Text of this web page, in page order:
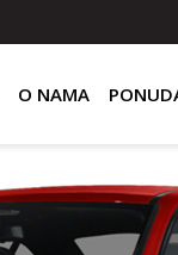
O NAMA